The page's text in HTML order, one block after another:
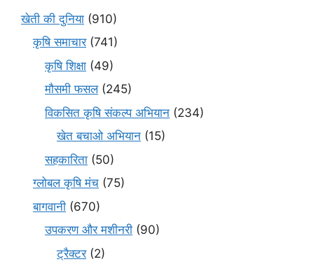
खेती की दुनिया (910)
कृषि समाचार(741)
कृषि शिक्षा (49)
मौसमी फसल(245)
विकसित कृषि संकल्प अभियान (234)
खेत बचाओ अभियान (15)
सहकारिता (50)
ग्लोबल कृषि मंच (75)
बागवानी (670)
उपकरण और मशीनरी (90)
ट्रैक्टर(2)